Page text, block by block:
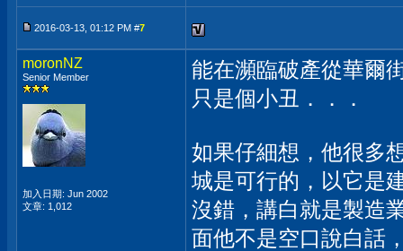
2016-03-13, 01:12 PM #7
moronNZ
Senior Member
加入日期: Jun 2002
文章: 1,012
能在瀕臨破產從華爾
只是個小丑．．．
如果仔細想，他很多
城是可行的，以它是
沒錯，講白就是製造
面他不是空口說白話